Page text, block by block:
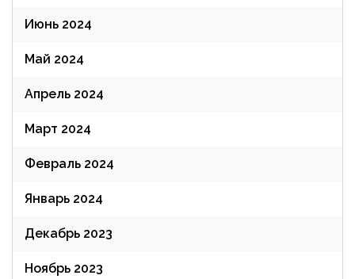
Июнь 2024
Май 2024
Апрель 2024
Март 2024
Февраль 2024
Январь 2024
Декабрь 2023
Ноябрь 2023